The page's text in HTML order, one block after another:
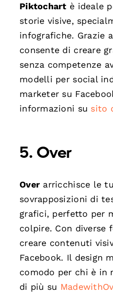
Piktochart è ideale
storie visive,
infografiche. Grazie
consente di creare
senza competenze
modelli per social
marketer su
informazioni su sito
5. Over
Over arricchisce le
sovrapposizioni di
grafici, perfetto per
colpire. Con diverse
creare contenuti
Facebook. Il design
comodo per chi è in
di più su